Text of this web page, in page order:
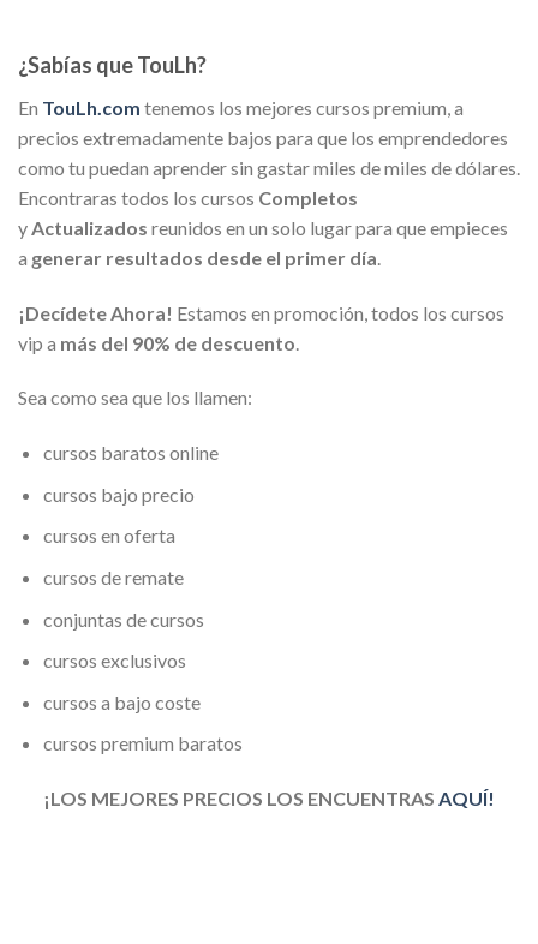
¿Sabías que TouLh?
En TouLh.com tenemos los mejores cursos premium, a
precios extremadamente bajos para que los emprendedores
como tu puedan aprender sin gastar miles de miles de dólares.
Encontraras todos los cursos Completos
y Actualizados reunidos en un solo lugar para que empieces
a generar resultados desde el primer día
¡Decídete Ahora! Estamos en promoción, todos los cursos
vip a más del 90% de descuento
Sea como sea que los llamen:
cursos baratos online
cursos bajo precio
cursos en oferta
cursos de remate
conjuntas de cursos
cursos exclusivos
cursos a bajo coste
cursos premium baratos
¡LOS MEJORES PRECIOS LOS ENCUENTRAS AQUÍ!